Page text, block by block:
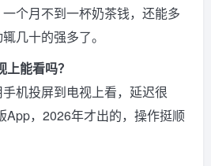
个月不到一杯奶茶钱，还能多
几十的强多了。
能看吗？
机投屏到电视上看，延迟很
App，2026年才出的，操作挺顺